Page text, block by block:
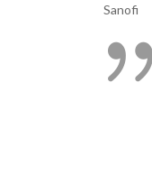
Sanofi